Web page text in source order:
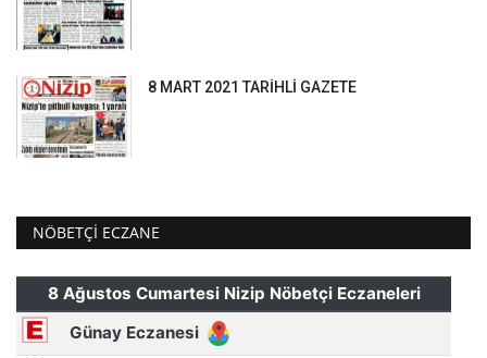
8 MART 2021 TARİHLİ GAZETE
NÖBETÇI ECZANE